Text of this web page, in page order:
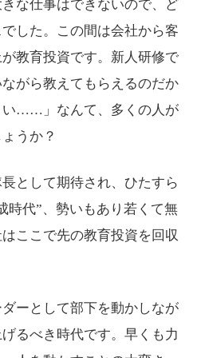
な仕事はできないので、ど
した。この間は会社から客
教育投資です。新人研修で
がら教えてもらえるのだか
い……」なんて、多くの人が
うか？
として期待され、ひたすら
時代”、勢いもあり若くて無
ここで先の教育投資を回収
ーとして部下を動かしなが
るべき時代です。早くも力